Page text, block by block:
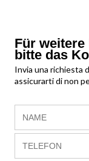
Für
bitte das
Invia una richiesta
assicurarti di non